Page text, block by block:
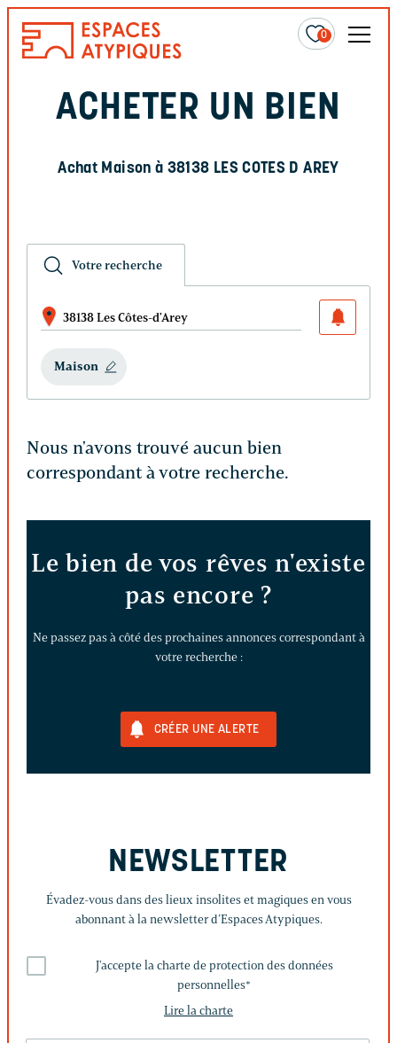
0
ACHETER UN BIEN
Achat Maison à 38138 LES COTES D AREY
Votre recherche
38138 Les Côtes-d'Arey
Maison
Nous n'avons trouvé aucun bien
correspondant à votre recherche.
Le bien de vos rêves n'existe
pas encore ?
Ne passez pas à côté des prochaines annonces correspondant à
votre recherche :
CRÉER UNE ALERTE
NEWSLETTER
Évadez-vous dans des lieux insolites et magiques en vous
abonnant à la newsletter d’Espaces Atypiques.
J'accepte la charte de protection des données
personnelles*
Lire la charte